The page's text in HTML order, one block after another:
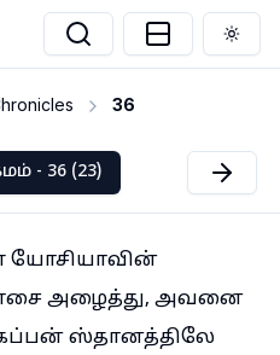
36
- 36 (23)
அழைத்து, அவனை
ஸ்தானத்திலே